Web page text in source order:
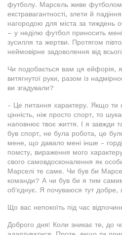
футболу. Марсель живе футболом,
екстравагантності, злети й
нагородою для міста за тиждень
– у неділю футбол приносить
зусилля та жертви. Протягом
неймовірне задоволення від
Чи подобається вам ця ейфорія,
витягнутої руки, разом із
ви згадували?
- Це питання характеру. Якщо
цінність, ніж просто спорт, то
наповнює твоє життя. І я завжди
був спорт, не була робота, це
мене, що давало мені інше -
помсту, вираження мого
свого самовдосконалення як
Марселі те саме. Чи був би
команди? А чи був би я тим
об'єднує. Я почуваюся тут добре,
Що вас непокоїть під час
Доброго дня! Коли зникає те, до